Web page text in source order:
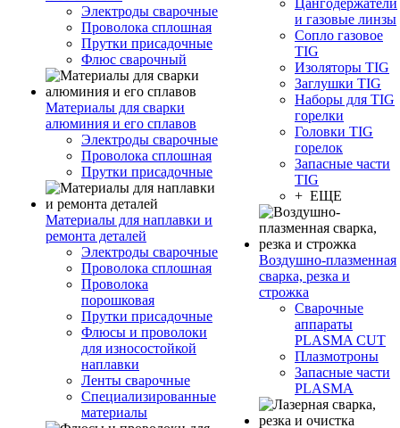
Электроды сварочные
Проволока сплошная
Прутки присадочные
Флюс сварочный
Материалы для сварки
алюминия и его сплавов
Электроды сварочные
Проволока сплошная
Прутки присадочные
Материалы для наплавки и
ремонта деталей
Электроды сварочные
Проволока сплошная
Проволока
порошковая
Прутки присадочные
Флюсы и проволоки
для износостойкой
наплавки
Ленты сварочные
Специализированные
материалы
Цангодержатели
и газовые линзы
Сопло газовое
TIG
Изоляторы TIG
Заглушки TIG
Наборы для TIG
горелки
Головки TIG
горелок
Запасные части
TIG
+ ЕЩЕ
Воздушно-плазменная
сварка, резка и
строжка
Сварочные
аппараты
PLASMA CUT
Плазмотроны
Запасные части
PLASMA